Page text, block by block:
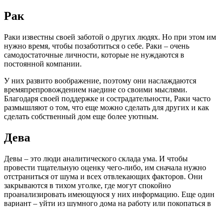
Рак
Раки известны своей заботой о других людях. Но при этом им
нужно время, чтобы позаботиться о себе. Раки – очень
самодостаточные личности, которые не нуждаются в
постоянной компании.
У них развито воображение, поэтому они наслаждаются
времяпрепровождением наедине со своими мыслями.
Благодаря своей поддержке и сострадательности, Раки часто
размышляют о том, что еще можно сделать для других и как
сделать собственный дом еще более уютным.
Дева
Девы – это люди аналитического склада ума. И чтобы
провести тщательную оценку чего-либо, им сначала нужно
отстраниться от шума и всех отвлекающих факторов. Они
закрываются в тихом уголке, где могут спокойно
проанализировать имеющуюся у них информацию. Еще один
вариант – уйти из шумного дома на работу или покопаться в